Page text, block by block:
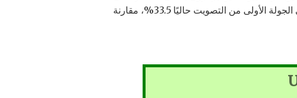
الحرب في أوكرانيا بنسبة 8.5 نقطة مئوية مقارنة بالأسبوع الماضي. تبلغ نية التصويت لرئيس الدولة في الجولة الأولى من التصويت حاليًا 33.5%، مقارنة